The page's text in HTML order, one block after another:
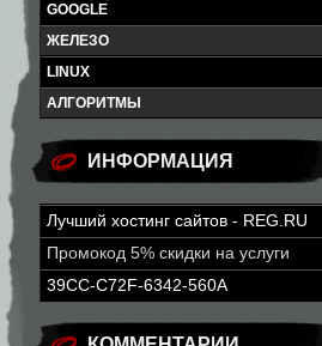
GOOGLE
ЖЕЛЕЗО
LINUX
АЛГОРИТМЫ
ИНФОРМАЦИЯ
Лучший хостинг сайтов - REG.RU
Промокод 5% скидки на услуги
39CC-C72F-6342-560A